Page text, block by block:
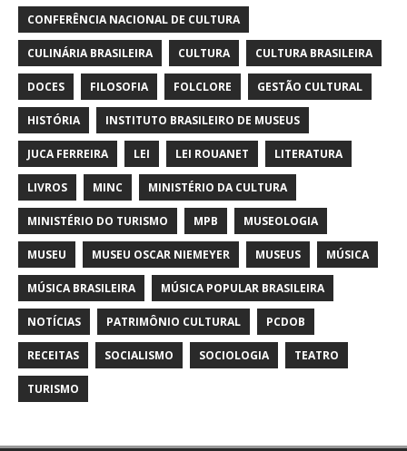
CONFERÊNCIA NACIONAL DE CULTURA
CULINÁRIA BRASILEIRA CULTURA CULTURA BRASILEIRA
DOCES FILOSOFIA FOLCLORE GESTÃO CULTURAL
HISTÓRIA INSTITUTO BRASILEIRO DE MUSEUS
JUCA FERREIRA LEI LEI ROUANET LITERATURA
LIVROS MINC MINISTÉRIO DA CULTURA
MINISTÉRIO DO TURISMO MPB MUSEOLOGIA
MUSEU MUSEU OSCAR NIEMEYER MUSEUS MÚSICA
MÚSICA BRASILEIRA MÚSICA POPULAR BRASILEIRA
NOTÍCIAS PATRIMÔNIO CULTURAL PCDOB
RECEITAS SOCIALISMO SOCIOLOGIA TEATRO
TURISMO